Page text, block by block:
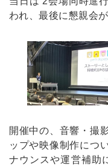
われ、最後に懇親会
開催中の、音響・撮
ップや映像制作につ
ナウンスや運営補助